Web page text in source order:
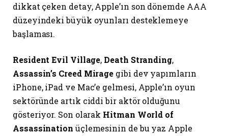
dikkat çeken detay, Apple’ın son dönemde AAA
düzeyindeki büyük oyunları desteklemeye
başlaması.
Resident Evil Village, Death Stranding,
Assassin’s Creed Mirage gibi dev yapımların
iPhone, iPad ve Mac’e gelmesi, Apple’ın oyun
sektöründe artık ciddi bir aktör olduğunu
gösteriyor. Son olarak Hitman World of
Assassination üçlemesinin de bu yaz Apple